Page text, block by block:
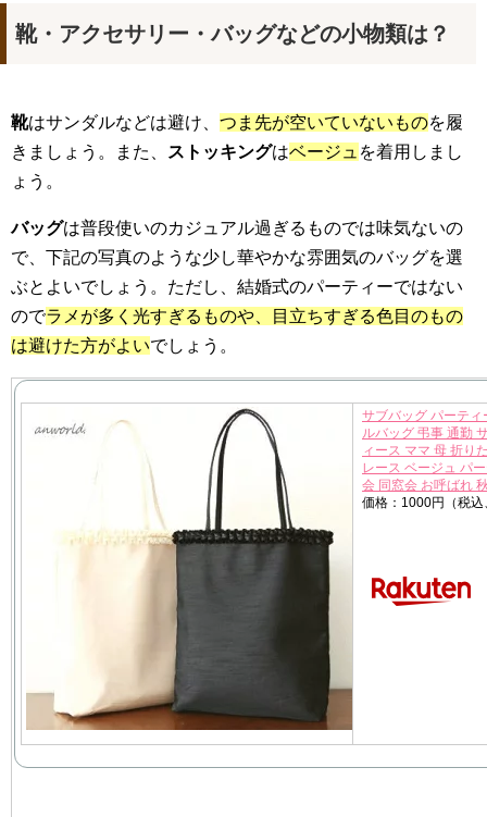
靴・アクセサリー・バッグなどの小物類は？
靴はサンダルなどは避け、 つま先が空いていないものを履
きましょう。また、
ストッキングはベージュ を着用しまし
ょう。
バッグは普段使いのカジュアル過ぎるものでは味気ないの
で、下記の写真のような少し華やかな雰囲気のバッグを選
ぶとよいでしょう。ただし、結婚式のパーティーではない
のでラメが多く光すぎるものや、目立ちすぎる色目のもの
は避けた方がよいでしょう。
サブバッグ パーテ
ルバッグ 弔事 通勤
ィース ママ 母 折り
レース ベージュ パ
会 同窓会 お呼ばれ
価格：1000円（税